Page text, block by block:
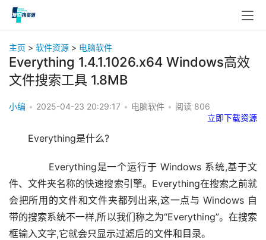
主页 > 软件资源 > 电脑软件
Everything 1.4.1.1026.x64 Windows高效
文件搜索工具 1.8MB
小编 • 2025-04-23 20:29:17 • 电脑软件 • 阅读 806
立即下载资源
Everything是什么?
Everything是一个运行于 Windows 系统,基于文
件、文件夹名称的快速搜索引擎。Everything在搜索之前就
会把所用的文件和文件夹都列出来,这一点与 Windows 自
带的搜索系统不一样,所以我们称之为“Everything”。在搜索
框输入文字,它就会只显示过滤后的文件和目录。